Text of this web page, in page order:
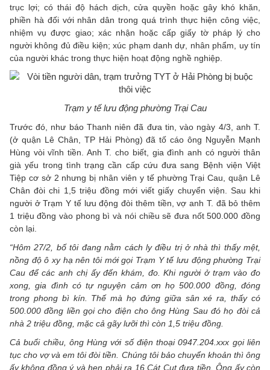
trục lợi; có thái độ hách dịch, cửa quyền hoặc gây khó khăn,
phiền hà đối với nhân dân trong quá trình thực hiện công việc,
nhiệm vụ được giao; xác nhận hoặc cấp giấy tờ pháp lý cho
người không đủ điều kiện; xúc phạm danh dự, nhân phẩm, uy tín
của người khác trong thực hiện hoạt động nghề nghiệp.
Trạm y tế lưu động phường Trại Cau
Trước đó, như báo Thanh niên đã đưa tin, vào ngày 4/3, anh T.
(ở quận Lê Chân, TP Hải Phòng) đã tố cáo ông Nguyễn Mạnh
Hùng vòi vĩnh tiền. Anh T. cho biết, gia đình anh có người thân
già yếu trong tình trạng cần cấp cứu đưa sang Bệnh viện Việt
Tiệp cơ sở 2 nhưng bị nhân viên y tế phường Trại Cau, quận Lê
Chân đòi chi 1,5 triệu đồng mới viết giấy chuyển viện. Sau khi
người ở Trạm Y tế lưu động đòi thêm tiền, vợ anh T. đã bỏ thêm
1 triệu đồng vào phong bì và nói chiều sẽ đưa nốt 500.000 đồng
còn lại.
“Hôm 27/2, bố tôi đang nằm cách ly điều trị ở nhà thì thấy mệt,
nồng độ ô xy hạ nên tôi mới gọi Trạm Y tế lưu động phường Trại
Cau để các anh chị ấy đến khám, đo. Khi người ở trạm vào đo
xong, gia đình có tự nguyện cảm ơn họ 500.000 đồng, đóng
trong phong bì kín. Thế mà họ đứng giữa sân xé ra, thấy có
500.000 đồng liền gọi cho điện cho ông Hùng Sau đó họ đòi cả
nhà 2 triệu đồng, mặc cả gãy lưỡi thì còn 1,5 triệu đồng.
Cả buổi chiều, ông Hùng với số điện thoại 0947.204.xxx gọi liên
tục cho vợ và em tôi đòi tiền. Chúng tôi bảo chuyển khoản thì ông
ấy không đồng ý và hẹn phải ra 16 Cát Cụt đưa tiền. Ông ấy còn